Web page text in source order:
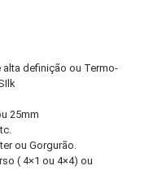
definição ou Termo-
25mm
ou Gorgurão.
( 4×1 ou 4×4) ou